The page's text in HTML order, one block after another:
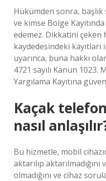
Hükümden sonra, başlık
ve kimse Bölge
edemez. Dikkatini çeken
kaydedesindeki
uyarınca, buna hakkı
4721 sayılı Kanun 1023.
Yargılama Kayıtına
Kaçak
nasıl
Bu hizmetle, mobil
aktarılıp aktarılmadığını
olmadığını ve cihaz